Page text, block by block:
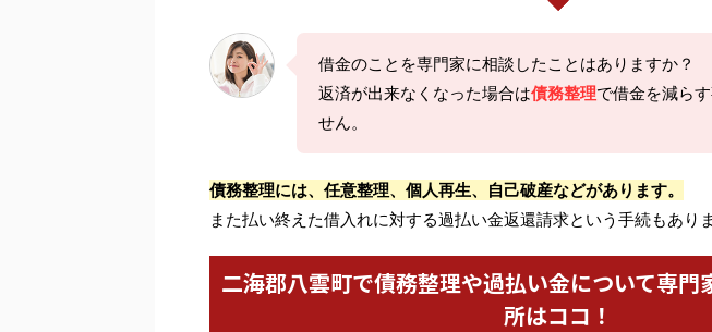
借金のことを専門家に相談したことはありますか？
返済が出来なくなった場合は債務整理で借金を減ら
せん。
債務整理には、任意整理、個人再生、自己破産などがあります。
また払い終えた借入れに対する過払い金返還請求という手続もありま
二海郡八雲町で債務整理や過払い金について専門
所はココ！